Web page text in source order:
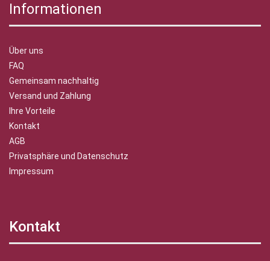
Informationen
Über uns
FAQ
Gemeinsam nachhaltig
Versand und Zahlung
Ihre Vorteile
Kontakt
AGB
Privatsphäre und Datenschutz
Impressum
Kontakt